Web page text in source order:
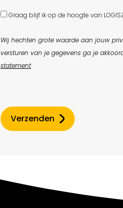
Graag blijf ik op de hoogte van
Wij hechten grote waarde aan jouw
versturen van je gegevens ga je
statement
Verzenden